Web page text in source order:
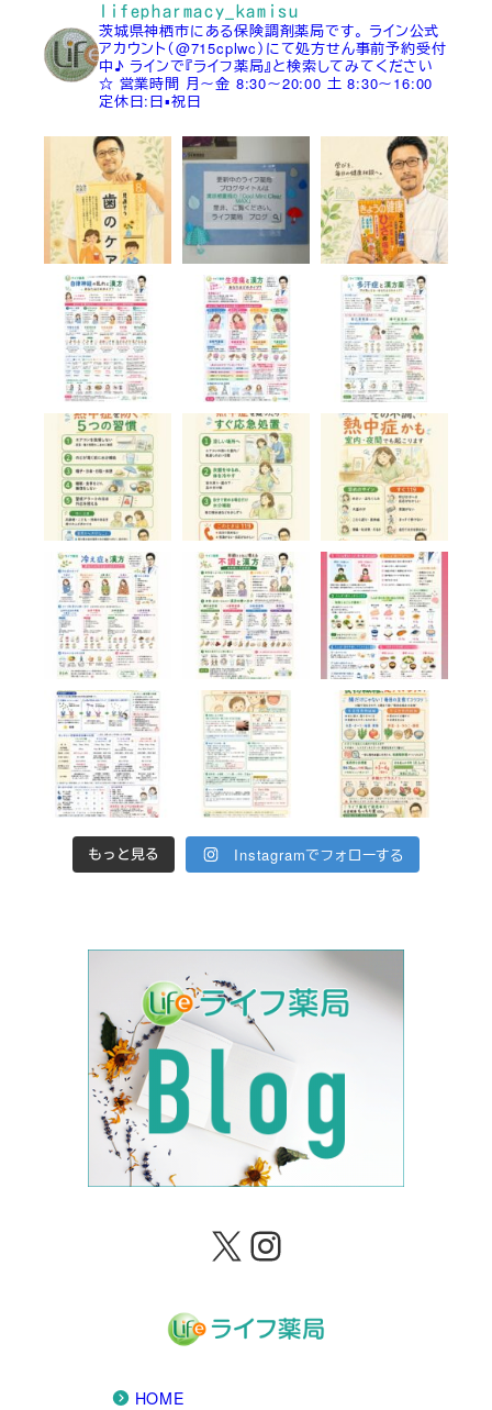
lifepharmacy_kamisu
茨城県神栖市にある保険調剤薬局です。 ライン公式
アカウント（@715cplwc）にて処方せん事前予約受付
中♪ ラインで『ライフ薬局』と検索してみてください
☆ 営業時間 月～金 8:30～20:00 土 8:30～16:00
定休日:日▪祝日
もっと見る Instagramでフォローする
X Instagram
HOME